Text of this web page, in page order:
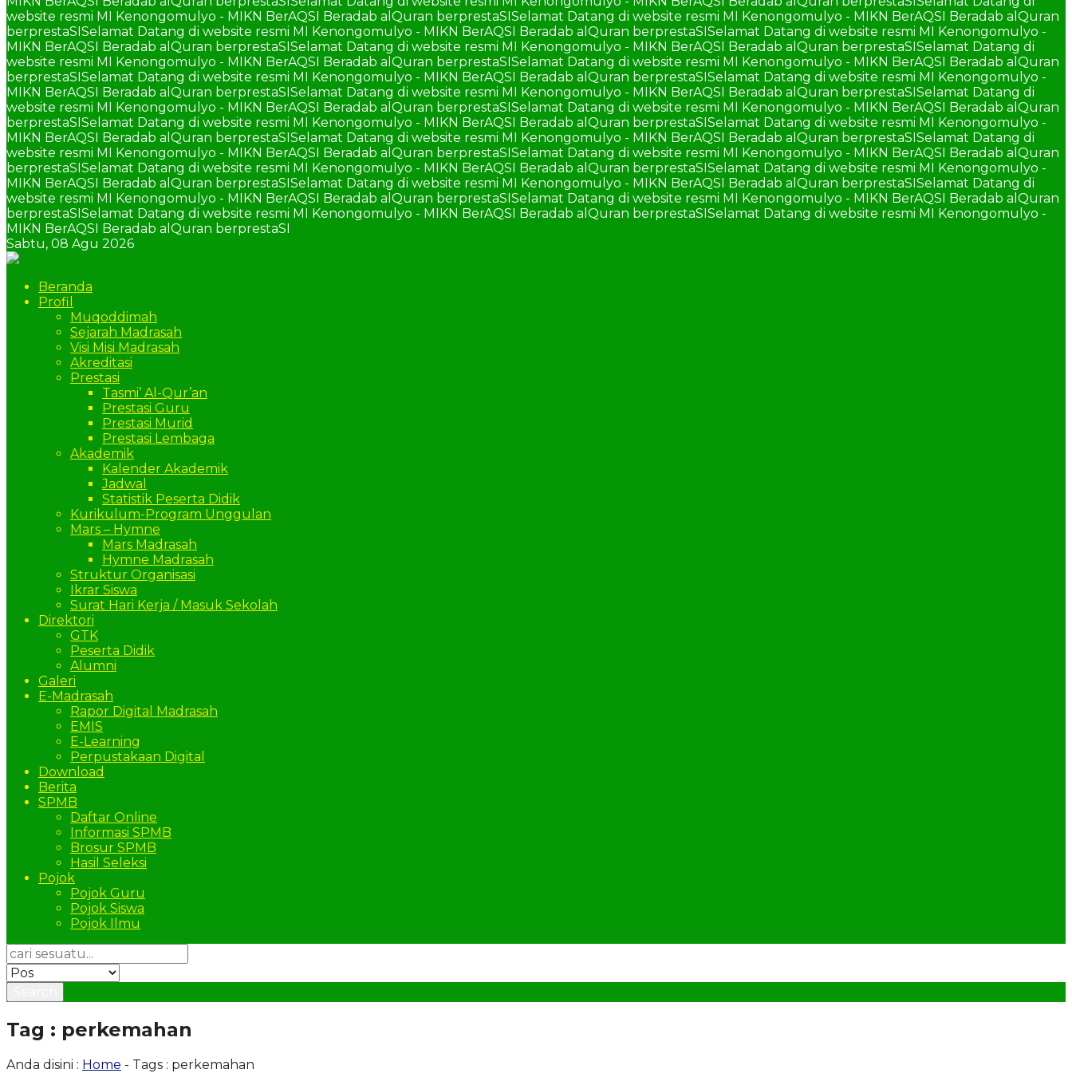
website resmi MI Kenongomulyo - MIKN BerAQSI Beradab alQuran berprestaSISelamat Datang di website resmi MI Kenongomulyo - MIKN BerAQSI Beradab alQuran
berprestaSISelamat Datang di website resmi MI Kenongomulyo - MIKN BerAQSI Beradab alQuran berprestaSISelamat Datang di website resmi MI Kenongomulyo -
MIKN BerAQSI Beradab alQuran berprestaSISelamat Datang di website resmi MI Kenongomulyo - MIKN BerAQSI Beradab alQuran berprestaSISelamat Datang di
website resmi MI Kenongomulyo - MIKN BerAQSI Beradab alQuran berprestaSISelamat Datang di website resmi MI Kenongomulyo - MIKN BerAQSI Beradab alQuran
berprestaSISelamat Datang di website resmi MI Kenongomulyo - MIKN BerAQSI Beradab alQuran berprestaSISelamat Datang di website resmi MI Kenongomulyo -
MIKN BerAQSI Beradab alQuran berprestaSISelamat Datang di website resmi MI Kenongomulyo - MIKN BerAQSI Beradab alQuran berprestaSISelamat Datang di
website resmi MI Kenongomulyo - MIKN BerAQSI Beradab alQuran berprestaSISelamat Datang di website resmi MI Kenongomulyo - MIKN BerAQSI Beradab alQuran
berprestaSISelamat Datang di website resmi MI Kenongomulyo - MIKN BerAQSI Beradab alQuran berprestaSISelamat Datang di website resmi MI Kenongomulyo -
MIKN BerAQSI Beradab alQuran berprestaSISelamat Datang di website resmi MI Kenongomulyo - MIKN BerAQSI Beradab alQuran berprestaSISelamat Datang di
website resmi MI Kenongomulyo - MIKN BerAQSI Beradab alQuran berprestaSISelamat Datang di website resmi MI Kenongomulyo - MIKN BerAQSI Beradab alQuran
berprestaSISelamat Datang di website resmi MI Kenongomulyo - MIKN BerAQSI Beradab alQuran berprestaSISelamat Datang di website resmi MI Kenongomulyo -
MIKN BerAQSI Beradab alQuran berprestaSISelamat Datang di website resmi MI Kenongomulyo - MIKN BerAQSI Beradab alQuran berprestaSISelamat Datang di
website resmi MI Kenongomulyo - MIKN BerAQSI Beradab alQuran berprestaSISelamat Datang di website resmi MI Kenongomulyo - MIKN BerAQSI Beradab alQuran
berprestaSISelamat Datang di website resmi MI Kenongomulyo - MIKN BerAQSI Beradab alQuran berprestaSISelamat Datang di website resmi MI Kenongomulyo -
MIKN BerAQSI Beradab alQuran berprestaSI
Sabtu, 08 Agu 2026
Beranda
Profil
Muqoddimah
Sejarah Madrasah
Visi Misi Madrasah
Akreditasi
Prestasi
Tasmi’ Al-Qur’an
Prestasi Guru
Prestasi Murid
Prestasi Lembaga
Akademik
Kalender Akademik
Jadwal
Statistik Peserta Didik
Kurikulum-Program Unggulan
Mars – Hymne
Mars Madrasah
Hymne Madrasah
Struktur Organisasi
Ikrar Siswa
Surat Hari Kerja / Masuk Sekolah
Direktori
GTK
Peserta Didik
Alumni
Galeri
E-Madrasah
Rapor Digital Madrasah
EMIS
E-Learning
Perpustakaan Digital
Download
Berita
SPMB
Daftar Online
Informasi SPMB
Brosur SPMB
Hasil Seleksi
Pojok
Pojok Guru
Pojok Siswa
Pojok Ilmu
Tag : perkemahan
Anda disini : Home - Tags : perkemahan